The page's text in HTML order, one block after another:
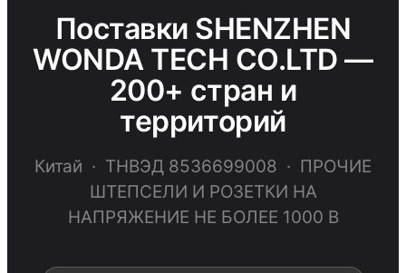
Поставки SHENZHEN
WONDA TECH CO.LTD —
200+ стран и
территорий
Китай · ТНВЭД 8536699008 · ПРОЧИЕ
ШТЕПСЕЛИ И РОЗЕТКИ НА
НАПРЯЖЕНИЕ НЕ БОЛЕЕ 1000 В